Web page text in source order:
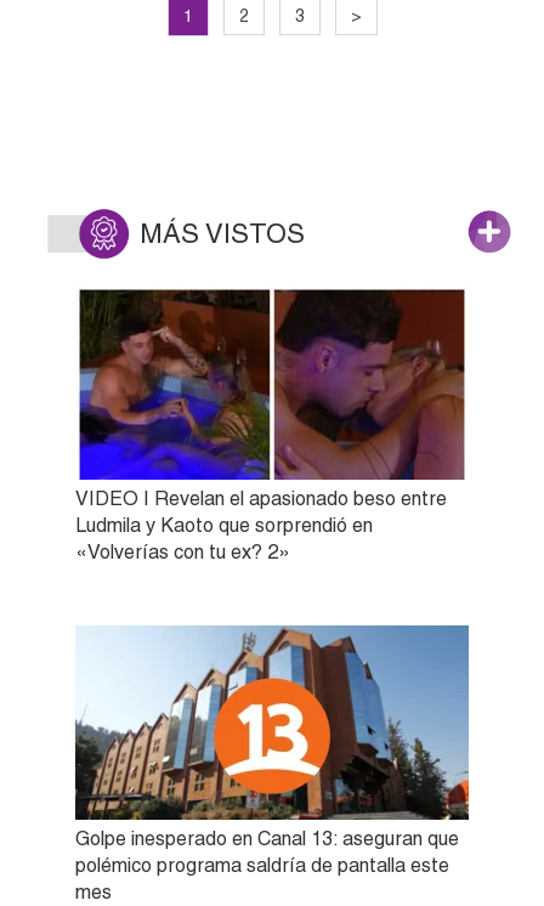
1 2 3 >
MÁS VISTOS
VIDEO | Revelan el apasionado beso entre
Ludmila y Kaoto que sorprendió en
«Volverías con tu ex? 2»
Golpe inesperado en Canal 13: aseguran que
polémico programa saldría de pantalla este
mes